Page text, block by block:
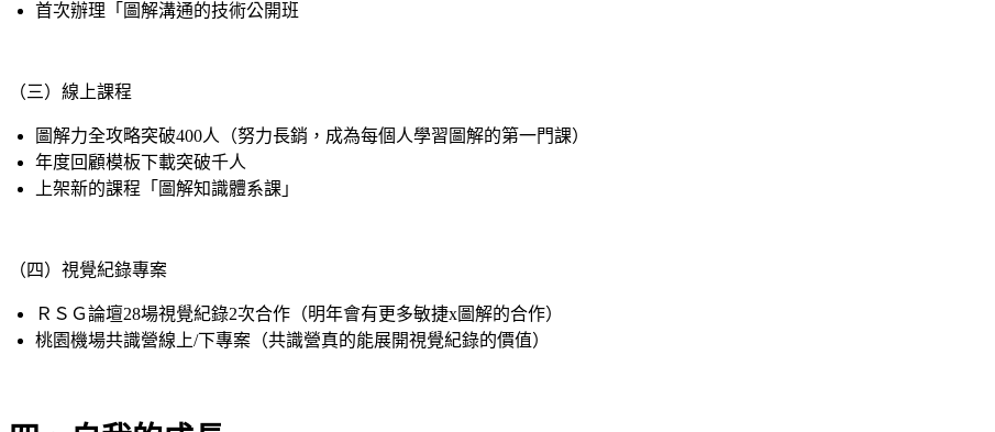
首次辦理「圖解溝通的技術公開班
（三）線上課程
圖解力全攻略突破400人（努力長銷，成為每個人學習圖解的第一門課）
年度回顧模板下載突破千人
上架新的課程「圖解知識體系課」
（四）視覺紀錄專案
ＲＳＧ論壇28場視覺紀錄2次合作（明年會有更多敏捷x圖解的合作）
桃園機場共識營線上/下專案（共識營真的能展開視覺紀錄的價值）